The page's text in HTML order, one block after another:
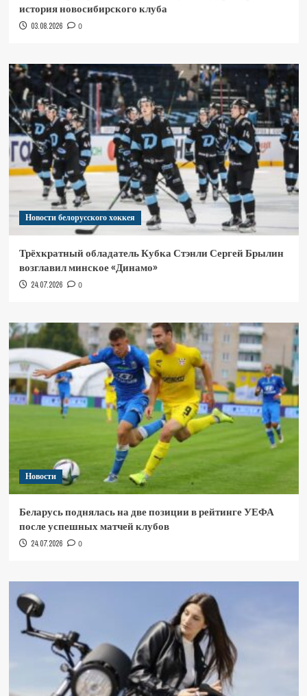
история новосибирского клуба
03.08.2026 0
Новости белорусского хоккея
Трёхкратный обладатель Кубка Стэнли Сергей Брылин
возглавил минское «Динамо»
24.07.2026 0
Новости
Беларусь поднялась на две позиции в рейтинге УЕФА
после успешных матчей клубов
24.07.2026 0